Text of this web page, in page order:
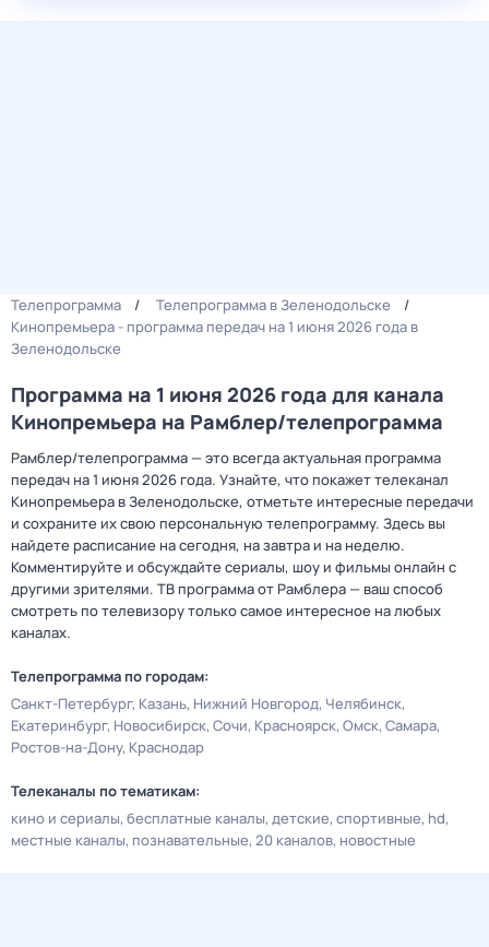
Телепрограмма
Телепрограмма в Зеленодольске
Кинопремьера - программа передач на 1 июня 2026 года в
Зеленодольске
Программа на 1 июня 2026 года для канала
Кинопремьера на Рамблер/телепрограмма
Рамблер/телепрограмма — это всегда актуальная программа
передач на 1 июня 2026 года. Узнайте, что покажет телеканал
Кинопремьера в Зеленодольске, отметьте интересные передачи
и сохраните их свою персональную телепрограмму. Здесь вы
найдете расписание на сегодня, на завтра и на неделю.
Комментируйте и обсуждайте сериалы, шоу и фильмы онлайн с
другими зрителями. ТВ программа от Рамблера — ваш способ
смотреть по телевизору только самое интересное на любых
каналах.
Телепрограмма по городам:
Санкт-Петербург Казань Нижний Новгород Челябинск
Екатеринбург Новосибирск Сочи Красноярск Омск Самара
Ростов-на-Дону Краснодар
Телеканалы по тематикам:
кино и сериалы бесплатные каналы детские спортивные hd
местные каналы познавательные 20 каналов новостные